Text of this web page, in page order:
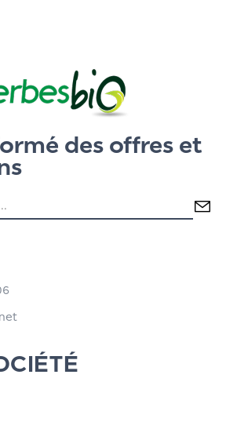
des offres et